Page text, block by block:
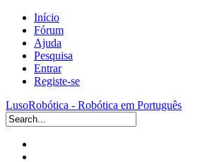
Início
Fórum
Ajuda
Pesquisa
Entrar
Registe-se
LusoRobótica - Robótica em Português